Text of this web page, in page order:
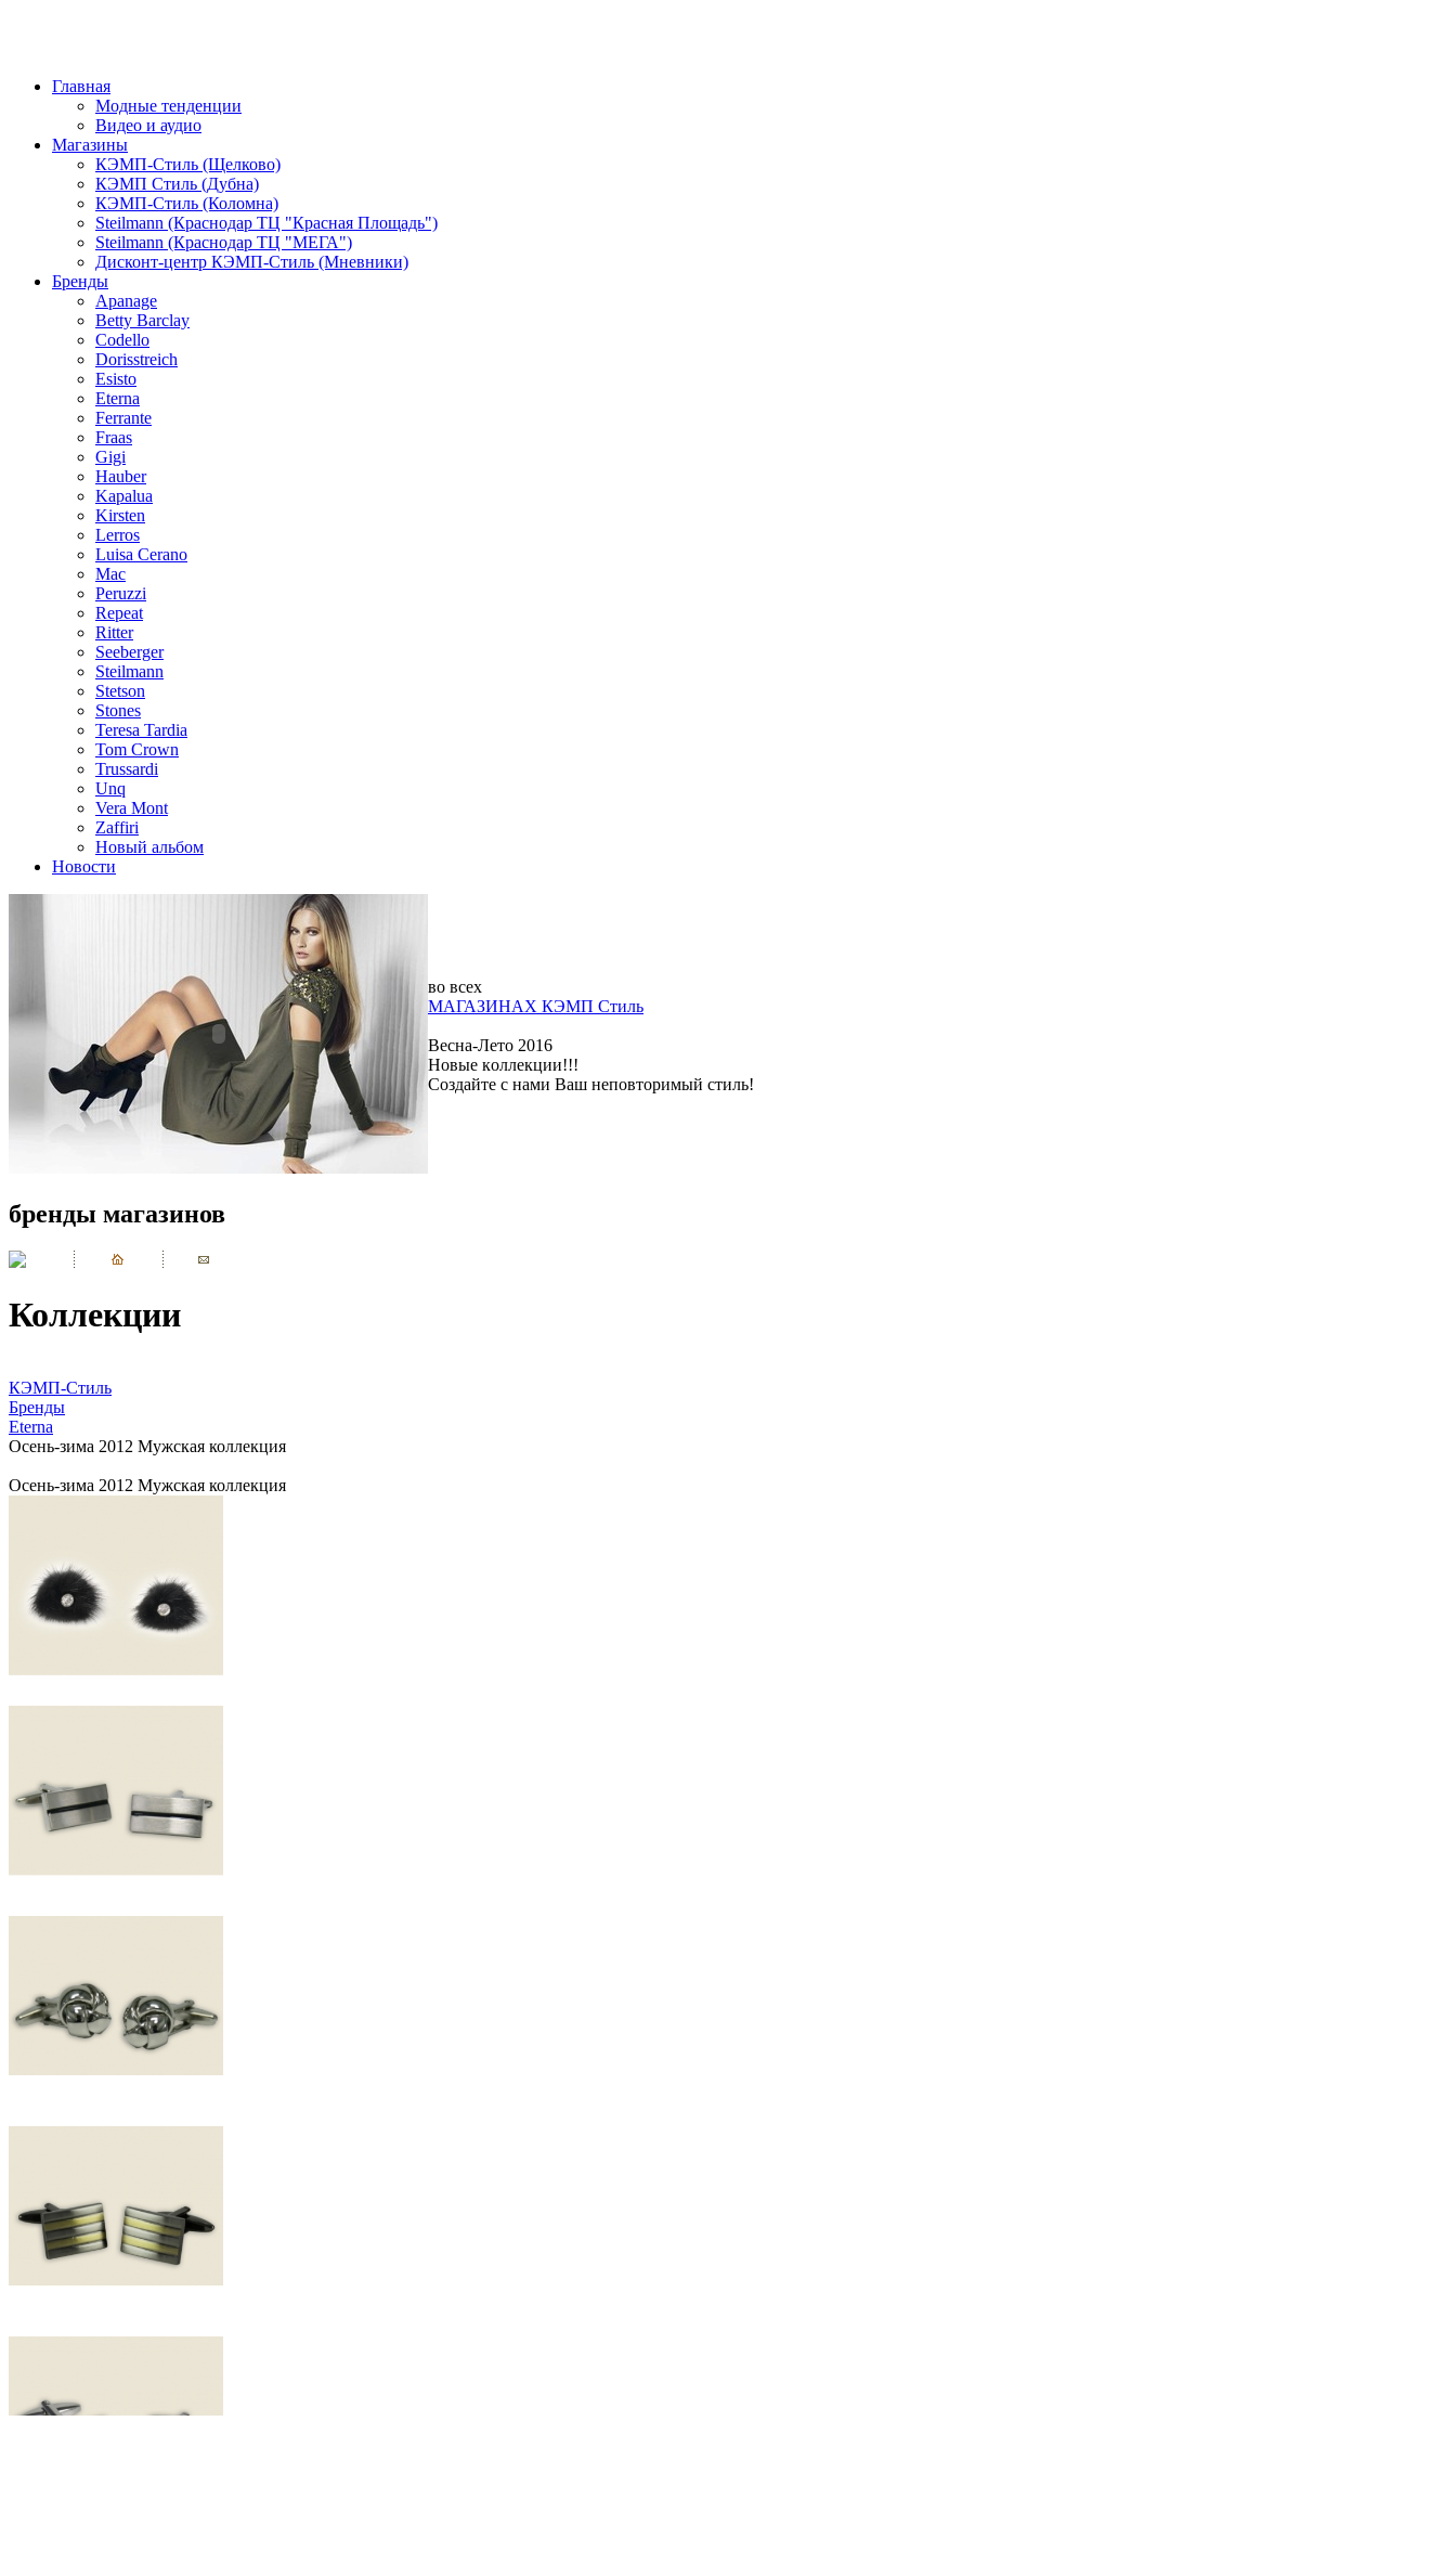
Главная
Модные тенденции
Видео и аудио
Магазины
КЭМП-Стиль (Щелково)
КЭМП Стиль (Дубна)
КЭМП-Стиль (Коломна)
Steilmann (Краснодар ТЦ "Красная Площадь")
Steilmann (Краснодар ТЦ "МЕГА")
Дисконт-центр КЭМП-Стиль (Мневники)
Бренды
Apanage
Betty Barclay
Codello
Dorisstreich
Esisto
Eterna
Ferrante
Fraas
Gigi
Hauber
Kapalua
Kirsten
Lerros
Luisa Cerano
Mac
Peruzzi
Repeat
Ritter
Seeberger
Steilmann
Stetson
Stones
Teresa Tardia
Tom Crown
Trussardi
Unq
Vera Mont
Zaffiri
Новый альбом
Новости
во всех
МАГАЗИНАХ КЭМП Стиль
Весна-Лето 2016
Новые коллекции!!!
Создайте с нами Ваш неповторимый стиль!
бренды магазинов
Коллекции
КЭМП-Стиль
Бренды
Eterna
Осень-зима 2012 Мужская коллекция
Осень-зима 2012 Мужская коллекция